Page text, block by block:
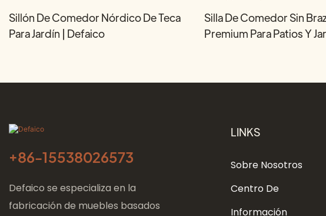
Sillón De Comedor Nórdico De Teca
Para Jardín | Defaico
Silla De Comedor Sin
Premium Para Patios Y
+86-15538026573
Defaico se especializa en la
fabricación de muebles basados ​​
LINKS
Sobre Nosotros
Centro De
Información